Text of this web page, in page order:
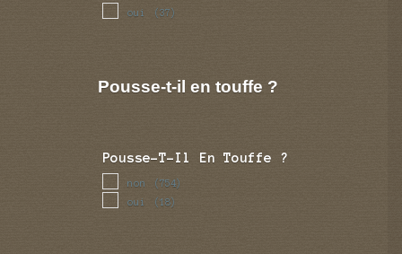
oui (37)
Pousse-t-il en touffe ?
Pousse-T-Il En Touffe ?
non (754)
oui (18)